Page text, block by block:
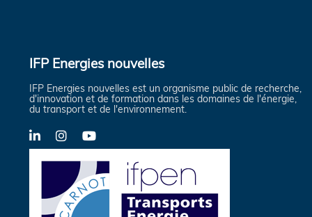
IFP Energies nouvelles
IFP Energies nouvelles est un organisme public de recherche,
d'innovation et de formation dans les domaines de l'énergie,
du transport et de l'environnement.
LinkedInInstagramYouTube